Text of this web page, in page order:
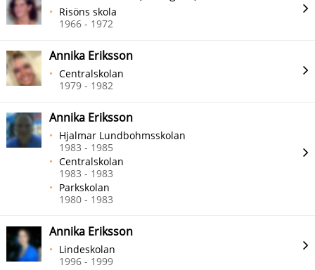
Risöns skola
1966 - 1972
Annika Eriksson
Centralskolan
1979 - 1982
Annika Eriksson
Hjalmar Lundbohmsskolan
1983 - 1985
Centralskolan
1983 - 1983
Parkskolan
1980 - 1983
Annika Eriksson
Lindeskolan
1996 - 1999